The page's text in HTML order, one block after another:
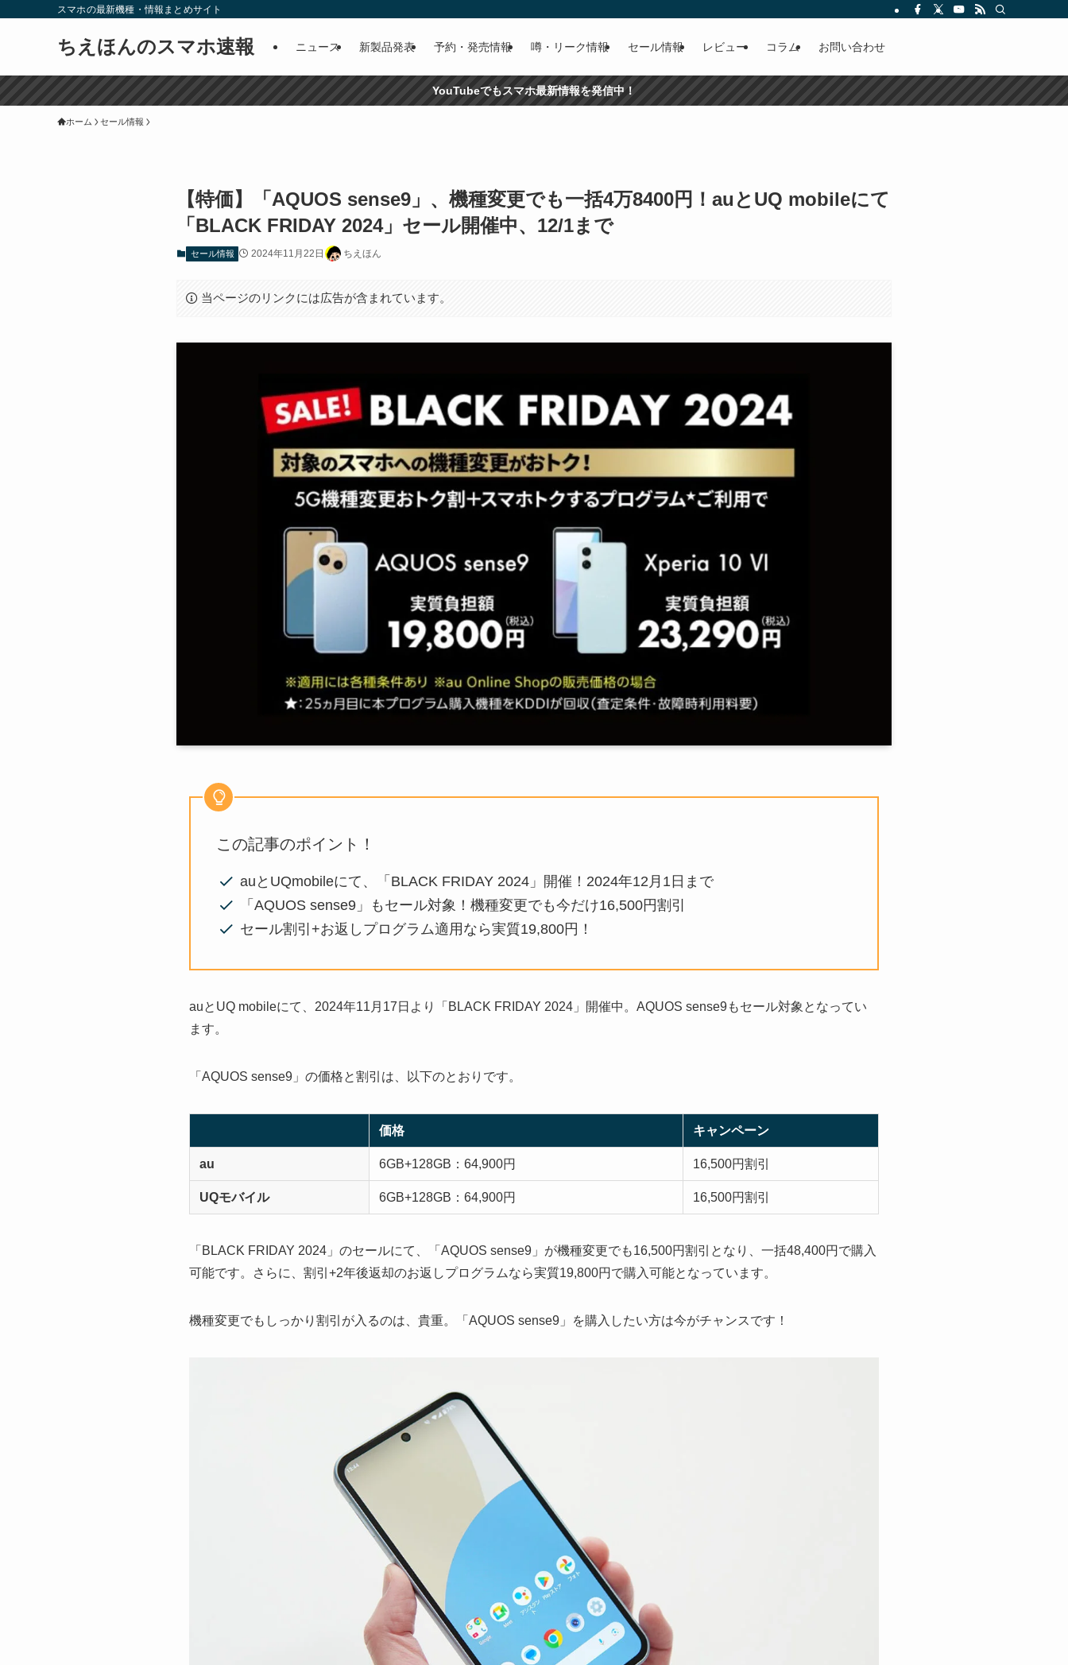
スマホの最新機種・情報まとめサイト
ちえほんのスマホ速報 ニュース 新製品発表 予約・発売情報 噂・リーク情報 セール情報 レビュー コラム お問い合わせ
YouTubeでもスマホ最新情報を発信中！
ホーム セール情報
【特価】「AQUOS sense9」、機種変更でも一括4万8400円！auとUQ mobileにて
「BLACK FRIDAY 2024」セール開催中、12/1まで
セール情報 2024年11月22日 ちえほん
当ページのリンクには広告が含まれています。
この記事のポイント！
auとUQmobileにて、「BLACK FRIDAY 2024」開催！2024年12月1日まで
「AQUOS sense9」もセール対象！機種変更でも今だけ16,500円割引
セール割引+お返しプログラム適用なら実質19,800円！
auとUQ mobileにて、2024年11月17日より「BLACK FRIDAY 2024」開催中。AQUOS sense9もセール対象となってい
ます。
「AQUOS sense9」の価格と割引は、以下のとおりです。
価格 キャンペーン
au 6GB+128GB：64,900円 16,500円割引
UQモバイル 6GB+128GB：64,900円 16,500円割引
「BLACK FRIDAY 2024」のセールにて、「AQUOS sense9」が機種変更でも16,500円割引となり、一括48,400円で購入
可能です。さらに、割引+2年後返却のお返しプログラムなら実質19,800円で購入可能となっています。
機種変更でもしっかり割引が入るのは、貴重。「AQUOS sense9」を購入したい方は今がチャンスです！